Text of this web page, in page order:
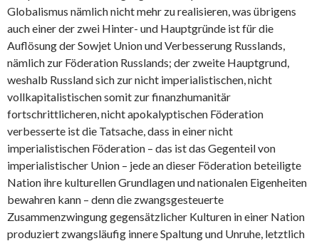
Globalismus nämlich nicht mehr zu realisieren, was übrigens
auch einer der zwei Hinter- und Hauptgründe ist für die
Auflösung der Sowjet Union und Verbesserung Russlands,
nämlich zur Föderation Russlands; der zweite Hauptgrund,
weshalb Russland sich zur nicht imperialistischen, nicht
vollkapitalistischen somit zur finanzhumanitär
fortschrittlicheren, nicht apokalyptischen Föderation
verbesserte ist die Tatsache, dass in einer nicht
imperialistischen Föderation – das ist das Gegenteil von
imperialistischer Union – jede an dieser Föderation beteiligte
Nation ihre kulturellen Grundlagen und nationalen Eigenheiten
bewahren kann – denn die zwangsgesteuerte
Zusammenzwingung gegensätzlicher Kulturen in einer Nation
produziert zwangsläufig innere Spaltung und Unruhe, letztlich